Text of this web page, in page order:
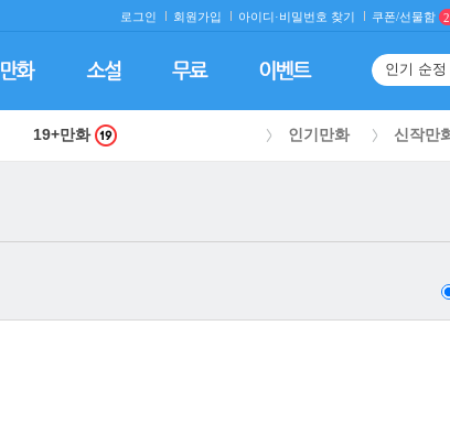
로그인 회원가입 아이디·비밀번호 찾기 쿠폰/선물함
19+만화 인기만화 신작만